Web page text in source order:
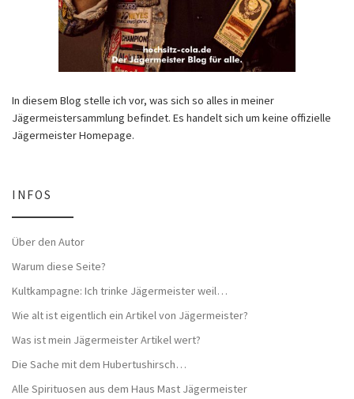
In diesem Blog stelle ich vor, was sich so alles in meiner
Jägermeistersammlung befindet. Es handelt sich um keine offizielle
Jägermeister Homepage.
INFOS
Über den Autor
Warum diese Seite?
Kultkampagne: Ich trinke Jägermeister weil…
Wie alt ist eigentlich ein Artikel von Jägermeister?
Was ist mein Jägermeister Artikel wert?
Die Sache mit dem Hubertushirsch…
Alle Spirituosen aus dem Haus Mast Jägermeister